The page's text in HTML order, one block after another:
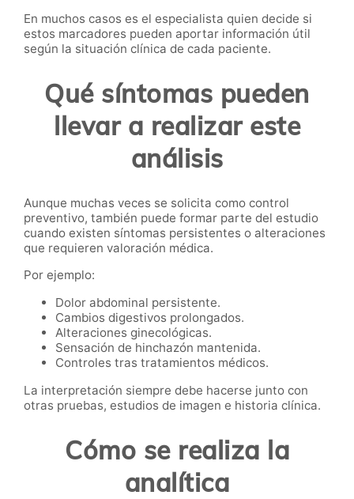
En muchos casos es el especialista quien decide si
estos marcadores pueden aportar información útil
según la situación clínica de cada paciente.
Qué síntomas pueden
llevar a realizar este
análisis
Aunque muchas veces se solicita como control
preventivo, también puede formar parte del estudio
cuando existen síntomas persistentes o alteraciones
que requieren valoración médica.
Por ejemplo:
Dolor abdominal persistente.
Cambios digestivos prolongados.
Alteraciones ginecológicas.
Sensación de hinchazón mantenida.
Controles tras tratamientos médicos.
La interpretación siempre debe hacerse junto con
otras pruebas, estudios de imagen e historia clínica.
Cómo se realiza la
analítica